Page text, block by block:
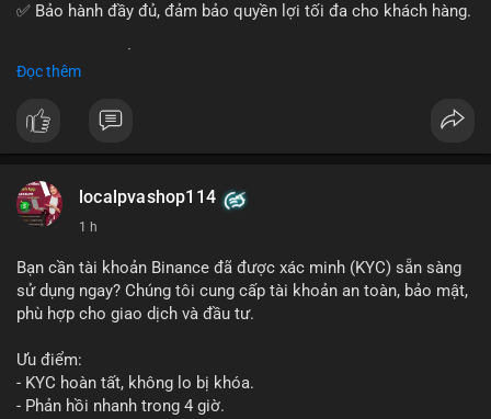
✅ Bảo hành đầy đủ, đảm bảo quyền lợi tối đa cho khách hàng.
📞 WhatsApp: +1 660 215-8938
📧 Email: localpvashop@gmail.com
của bạn!
Đọc thêm
localpvashop114
1 h
Bạn cần tài khoản Binance đã được xác minh (KYC) sẵn sàng
sử dụng ngay? Chúng tôi cung cấp tài khoản an toàn, bảo mật,
phù hợp cho giao dịch và đầu tư.
Ưu điểm:
- KYC hoàn tất, không lo bị khóa.
- Phản hồi nhanh trong 4 giờ.